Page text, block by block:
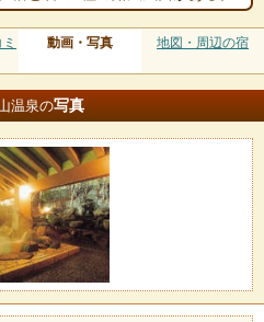
動画・写真 地図・周辺の宿
温泉の写真